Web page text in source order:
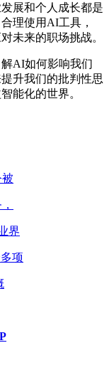
展和个人成长都是
理使用AI工具，
未来的职场挑战。
AI如何影响我们
升我们的批判性思
能化的世界。
界
项